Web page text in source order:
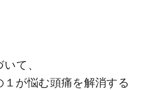
て、
１が悩む頭痛を解消する